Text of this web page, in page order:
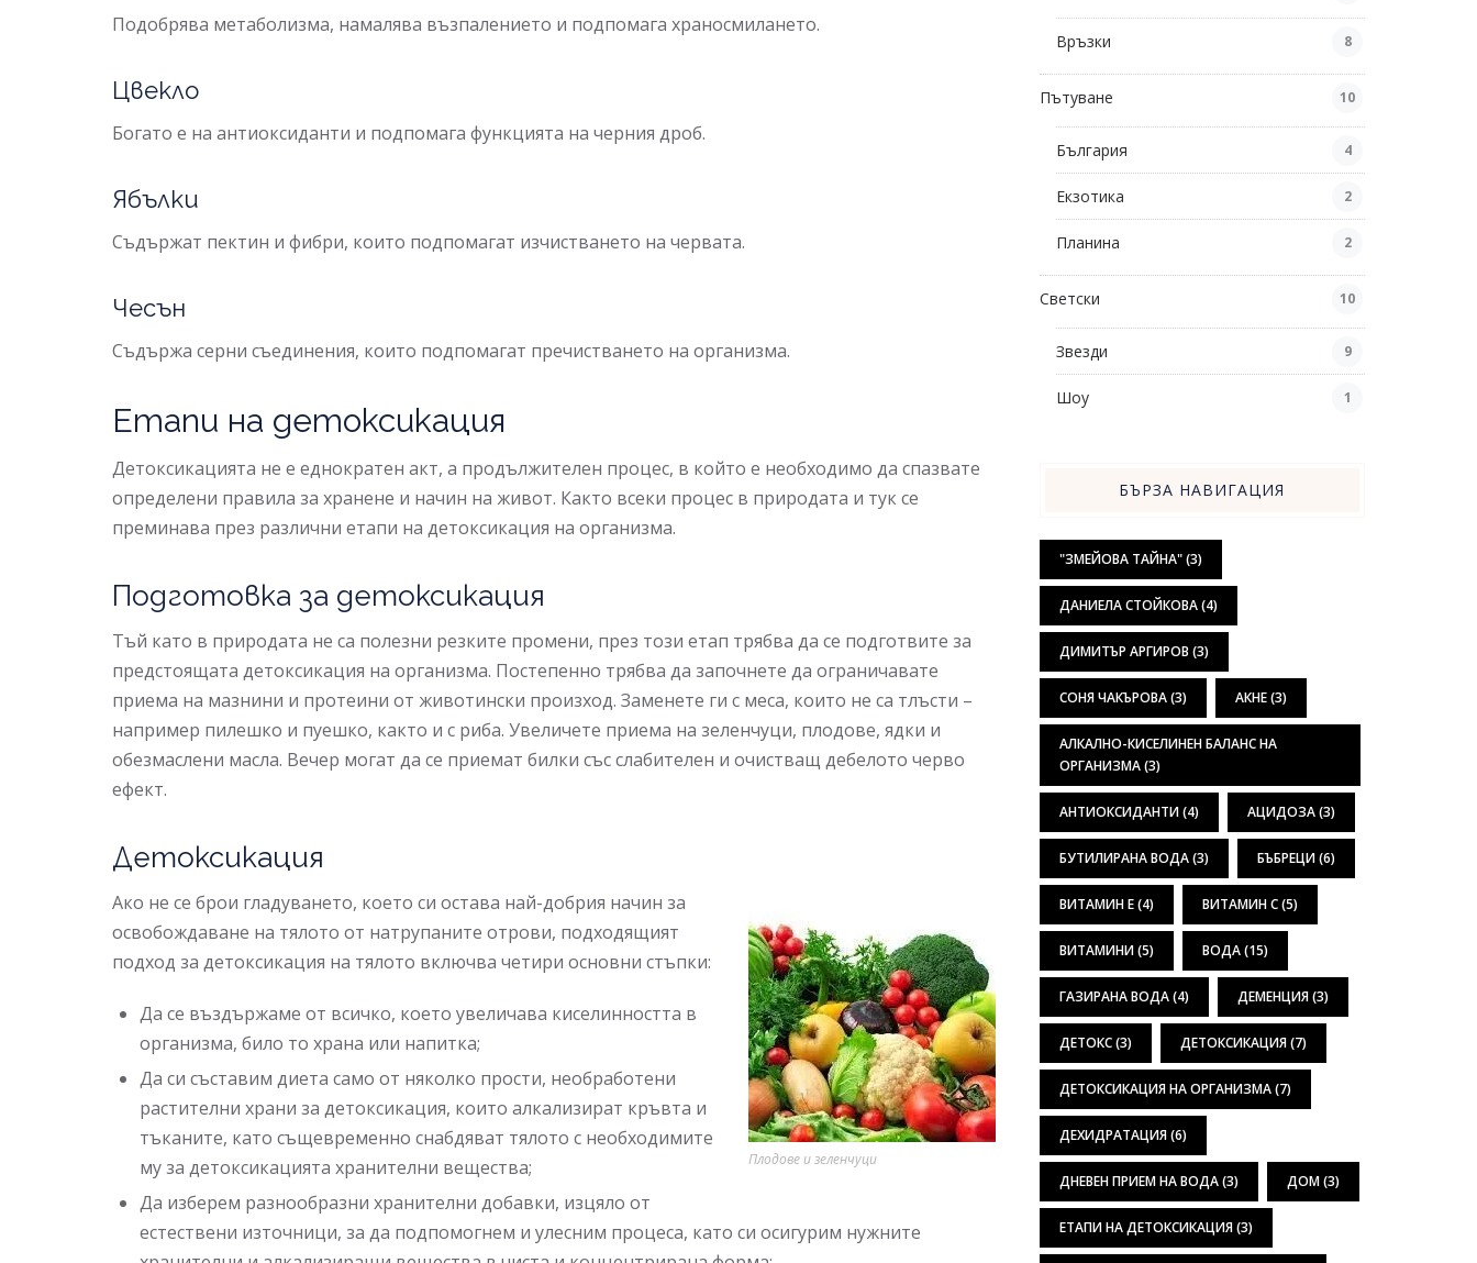
Подобрява метаболизма, намалява възпалението и подпомага храносмилането.
Цвекло
Богато е на антиоксиданти и подпомага функцията на черния дроб.
Ябълки
Съдържат пектин и фибри, които подпомагат изчистването на червата.
Чесън
Съдържа серни съединения, които подпомагат пречистването на организма.
Етапи на детоксикация
Детоксикацията не е еднократен акт, а продължителен процес, в който е необходимо да спазвате
определени правила за хранене и начин на живот. Както всеки процес в природата и тук се
преминава през различни етапи на детоксикация на организма.
Подготовка за детоксикация
Тъй като в природата не са полезни резките промени, през този етап трябва да се подготвите за
предстоящата детоксикация на организма. Постепенно трябва да започнете да ограничавате
приема на мазнини и протеини от животински произход. Заменете ги с меса, които не са тлъсти –
например пилешко и пуешко, както и с риба. Увеличете приема на зеленчуци, плодове, ядки и
обезмаслени масла. Вечер могат да се приемат билки със слабителен и очистващ дебелото черво
ефект.
Детоксикация
Плодове и зеленчуци
Ако не се брои гладуването, което си остава най-добрия начин за
освобождаване на тялото от натрупаните отрови, подходящият
подход за детоксикация на тялото включва четири основни стъпки:
Да се въздържаме от всичко, което увеличава киселинността в
организма, било то храна или напитка;
Да си съставим диета само от няколко прости, необработени
растителни храни за детоксикация, които алкализират кръвта и
тъканите, като същевременно снабдяват тялото с необходимите
му за детоксикацията хранителни вещества;
Да изберем разнообразни хранителни добавки, изцяло от
естествени източници, за да подпомогнем и улесним процеса, като си осигурим нужните
Връзки 8
Пътуване 10
България 4
Екзотика 2
Планина 2
Светски 10
Звезди 9
Шоу 1
БЪРЗА НАВИГАЦИЯ
"ЗМЕЙОВА ТАЙНА"(3)
ДАНИЕЛА СТОЙКОВА(4)
ДИМИТЪР АРГИРОВ (3)
СОНЯ ЧАКЪРОВА(3) АКНЕ(3)
АЛКАЛНО-КИСЕЛИНЕН БАЛАНС НА
ОРГАНИЗМА(3)
АНТИОКСИДАНТИ(4) АЦИДОЗА(3)
БУТИЛИРАНА ВОДА(3) БЪБРЕЦИ(6)
ВИТАМИН Е(4) ВИТАМИН С(5)
ВИТАМИНИ(5) ВОДА(15)
ГАЗИРАНА ВОДА(4) ДЕМЕНЦИЯ(3)
ДЕТОКС(3) ДЕТОКСИКАЦИЯ(7)
ДЕТОКСИКАЦИЯ НА ОРГАНИЗМА(7)
ДЕХИДРАТАЦИЯ(6)
ДНЕВЕН ПРИЕМ НА ВОДА(3) ДОМ(3)
ЕТАПИ НА ДЕТОКСИКАЦИЯ(3)